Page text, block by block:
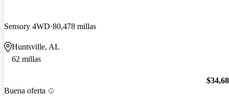
Sensory 4WD 80,478 millas
Huntsville, AL
62 millas
Buena oferta